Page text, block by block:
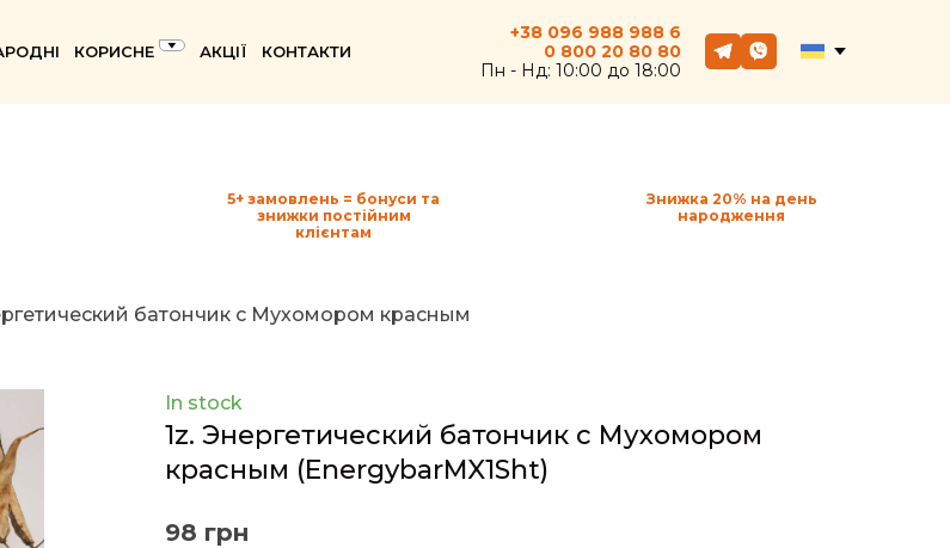
КОРИСНЕ АКЦІЇ КОНТАКТИ
+38 096 988 988 6
0 800 2080 80
Пн - Hд: 10:00 до 18:00
5+ замовлень = бонуси та
знижки постійним
клієнтам
Знижка 20% на день
народження
батончик с Мухомором красным
In stock
1z. Энергетический батончик с Мухомором
красным (EnergybarMX1Sht)
98 грн